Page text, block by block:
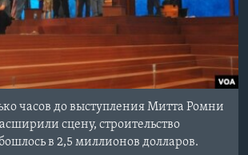
часов до выступления Митта Ромни
сцену, строительство
в 2,5 миллионов долларов.